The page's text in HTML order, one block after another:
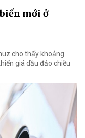
mới ở
cho thấy khoảng
giá dầu đảo chiều